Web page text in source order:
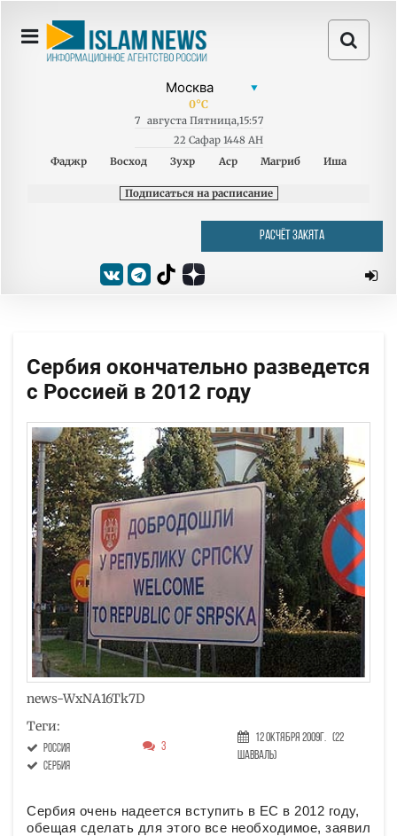
0°C
7 августа Пятница,15:57
22 Сафар 1448 AH
Фаджр
Восход Зухр Аср Магриб Иша
Подписаться на расписание
РАСЧЁТ ЗАКЯТА
Сербия окончательно разведется
с Россией в 2012 году
news-WxNA16Tk7D
Теги:
Россия
сербия
3
12 Октября 2009г. (22
Шавваль)
Сербия очень надеется вступить в ЕС в 2012 году,
обещая сделать для этого все необходимое, заявил